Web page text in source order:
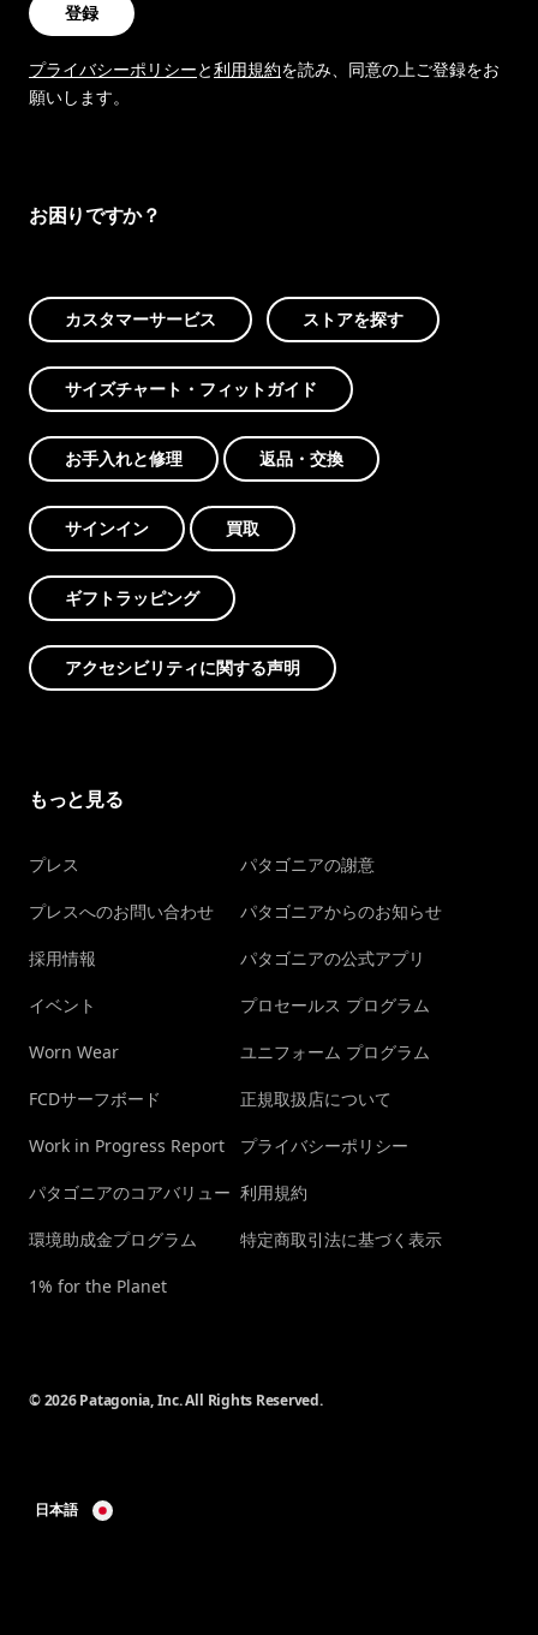
登録
プライバシーポリシーと利用規約を読み、同意の上ご登録をお
願いします。
お困りですか？
カスタマーサービス ストアを探す
サイズチャート・フィットガイド
お手入れと修理 返品・交換
サインイン 買取
ギフトラッピング
アクセシビリティに関する声明
もっと見る
プレス
プレスへのお問い合わせ
採用情報
イベント
Worn Wear
FCDサーフボード
Work in Progress Report
パタゴニアのコアバリュー
環境助成金プログラム
1% for the Planet
パタゴニアの謝意
パタゴニアからのお知らせ
パタゴニアの公式アプリ
プロセールス プログラム
ユニフォーム プログラム
正規取扱店について
プライバシーポリシー
利用規約
特定商取引法に基づく表示
© 2026 Patagonia, Inc. All Rights Reserved.
日本語